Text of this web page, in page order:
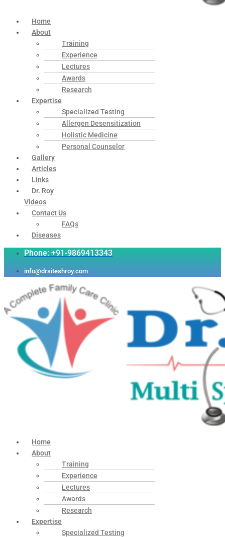
Home
About
Training
Experience
Lectures
Awards
Research
Expertise
Specialized Testing
Allergen Desensitization
Holistic Medicine
Personal Counselor
Gallery
Articles
Links
Dr. Roy
Videos
Contact Us
FAQs
Diseases
Phone: +91-9869413343
info@drsiteshroy.com
Home
About
Training
Experience
Lectures
Awards
Research
Expertise
Specialized Testing